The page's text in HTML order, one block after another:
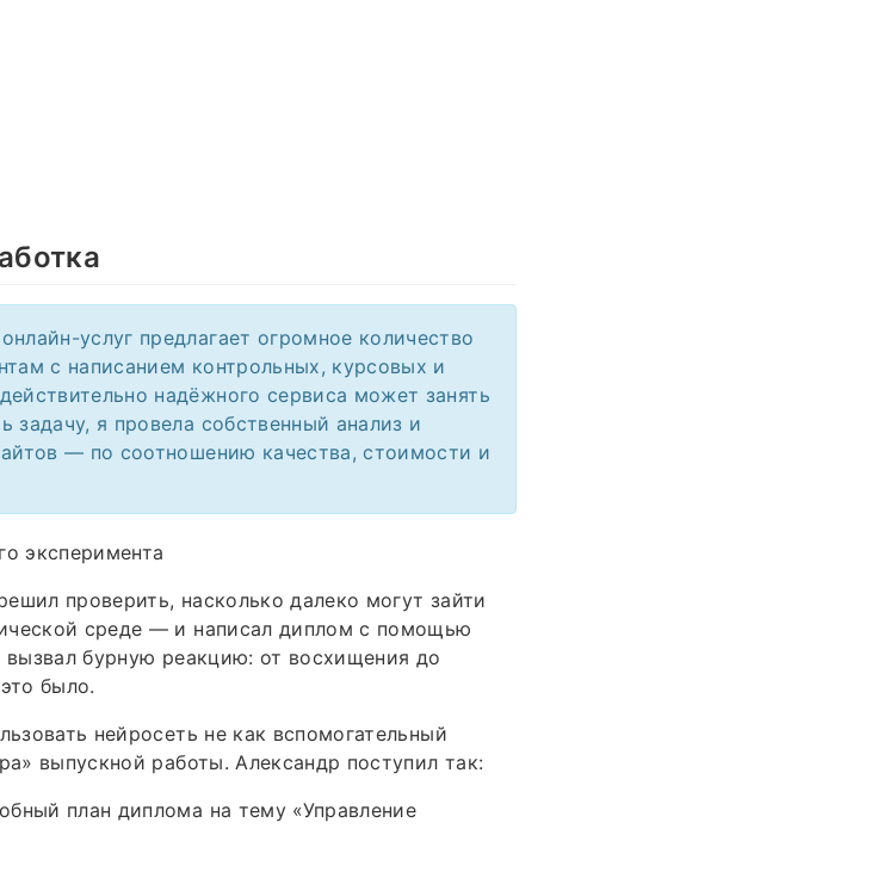
услуг предлагает огромное количество
с написанием контрольных, курсовых и
надёжного сервиса может занять
я провела собственный анализ и
— по соотношению качества, стоимости и
эксперимента
проверить, насколько далеко могут зайти
среде — и написал диплом с помощью
вызвал бурную реакцию: от восхищения до
было.
нейросеть не как вспомогательный
выпускной работы. Александр поступил так:
план диплома на тему «Управление